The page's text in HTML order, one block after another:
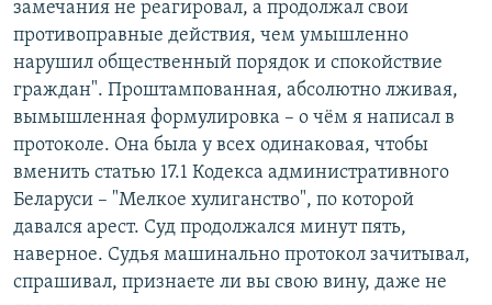
замечания не реагировал, а продолжал свои
противоправные действия, чем умышленно
нарушил общественный порядок и спокойствие
граждан". Проштампованная, абсолютно лживая,
вымышленная формулировка – о чём я написал в
протоколе. Она была у всех одинаковая, чтобы
вменить статью 17.1 Кодекса административного
Беларуси – "Мелкое хулиганство", по которой
давался арест. Суд продолжался минут пять,
наверное. Судья машинально протокол зачитывал,
спрашивал, признаете ли вы свою вину, даже не